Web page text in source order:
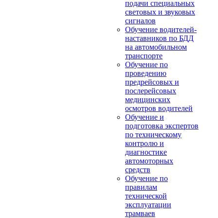
подачи специальных
световых и звуковых
сигналов
Обучение водителей-
наставников по БДД
на автомобильном
транспорте
Обучение по
проведению
предрейсовых и
послерейсовых
медицинских
осмотров водителей
Обучение и
подготовка экспертов
по техническому
контролю и
диагностике
автомоторных
средств
Обучение по
правилам
технической
эксплуатации
трамваев